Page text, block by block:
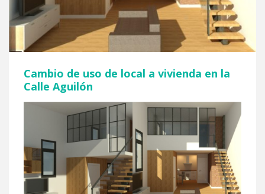
Cambio de uso de local a vivienda en la
Calle Aguilón